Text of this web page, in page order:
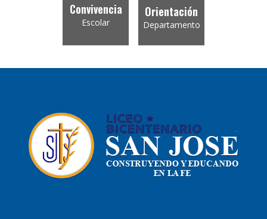
Convivencia
Escolar
Orientación
Departamento